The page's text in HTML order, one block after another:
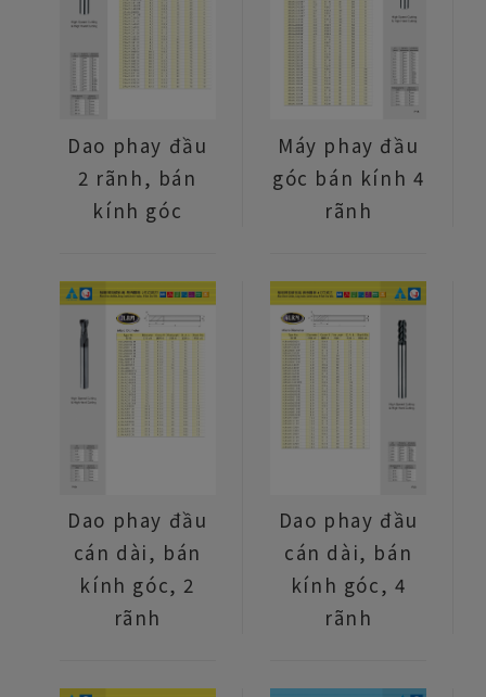
Dao phay đầu
2 rãnh, bán
kính góc
Máy phay đầu
góc bán kính 4
rãnh
Dao phay đầu
cán dài, bán
kính góc, 2
rãnh
Dao phay đầu
cán dài, bán
kính góc, 4
rãnh